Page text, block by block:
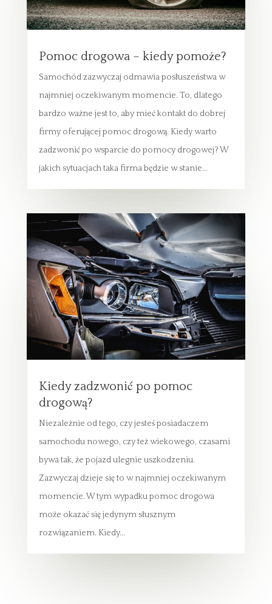
Pomoc drogowa – kiedy pomoże?
Samochód zazwyczaj odmawia posłuszeństwa w
najmniej oczekiwanym momencie. To, dlatego
bardzo ważne jest to, aby mieć kontakt do dobrej
firmy oferującej pomoc drogową. Kiedy warto
zadzwonić po wsparcie do pomocy drogowej? W
jakich sytuacjach taka firma będzie w stanie...
Kiedy zadzwonić po pomoc
drogową?
Niezależnie od tego, czy jesteś posiadaczem
samochodu nowego, czy też wiekowego, czasami
bywa tak, że pojazd ulegnie uszkodzeniu.
Zazwyczaj dzieje się to w najmniej oczekiwanym
momencie. W tym wypadku pomoc drogowa
może okazać się jedynym słusznym
rozwiązaniem. Kiedy...